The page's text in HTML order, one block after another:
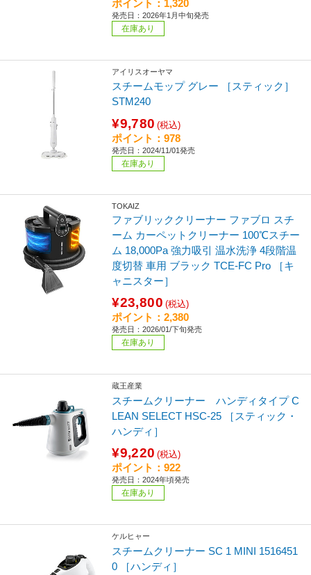
ポイント：1,320
発売日：2026年1月中旬発売
在庫あり
アイリスオーヤマ
スチームモップ グレー ［スティック］
STM240
¥9,780 (税込)
ポイント：978
発売日：2024/11/01発売
在庫あり
TOKAIZ
ファブリッククリーナー ファブロ スチ
ーム カーペットクリーナー 100℃スチー
ム 18,000Pa 強力吸引 温水洗浄 4段階温
度切替 車用 ブラック TCE-FC Pro ［キ
ャニスター］
¥23,800 (税込)
ポイント：2,380
発売日：2026/01/下旬発売
在庫あり
蔵王産業
スチームクリーナー ハンディタイプ C
LEAN SELECT HSC-25 ［スティック・
ハンディ］
¥9,220 (税込)
ポイント：922
発売日：2024年頃発売
在庫あり
ケルヒャー
スチームクリーナー SC 1 MINI 1516451
0 ［ハンディ］